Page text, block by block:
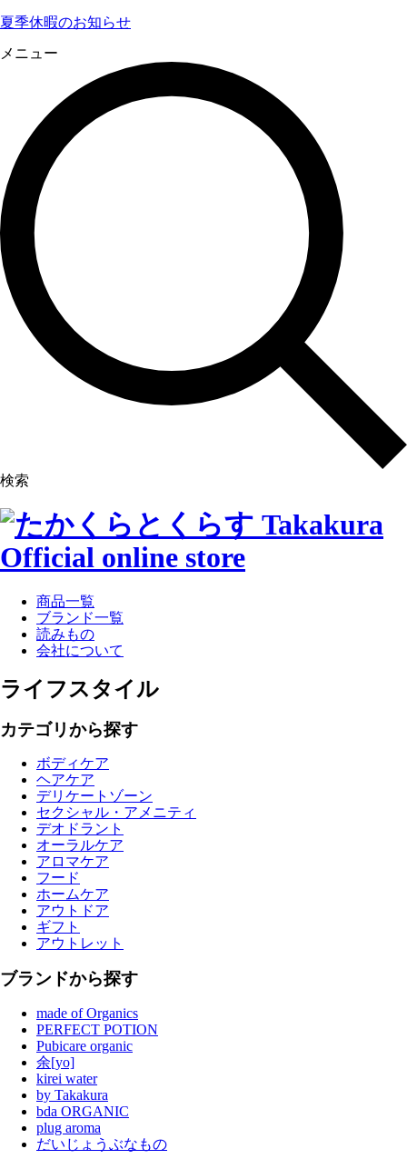
夏季休暇のお知らせ
メニュー
検索
商品一覧
ブランド一覧
読みもの
会社について
ライフスタイル
カテゴリから探す
ボディケア
ヘアケア
デリケートゾーン
セクシャル・アメニティ
デオドラント
オーラルケア
アロマケア
フード
ホームケア
アウトドア
ギフト
アウトレット
ブランドから探す
made of Organics
PERFECT POTION
Pubicare organic
余[yo]
kirei water
by Takakura
bda ORGANIC
plug aroma
だいじょうぶなもの